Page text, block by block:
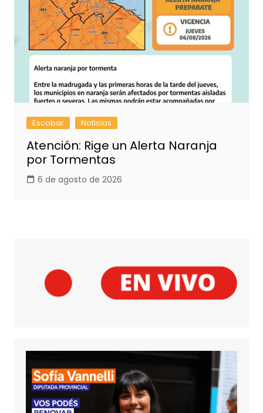
Escobar Noticias
Atención: Rige un Alerta Naranja
por Tormentas
6 de agosto de 2026